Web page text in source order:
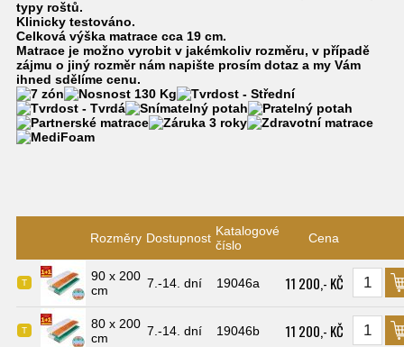
typy roštů.
Klinicky testováno.
Celková výška matrace cca 19 cm.
Matrace je možno vyrobit v jakémkoliv rozměru, v případě
zájmu o jiný rozměr nám napište prosím dotaz a my Vám
ihned sdělíme cenu.
Rozměry Dostupnost Katalogové
číslo
Cena
T
90 x 200
cm
7.-14. dní 19046a 11 200,- KČ
T
80 x 200
cm
7.-14. dní 19046b 11 200,- KČ